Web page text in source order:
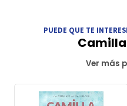
PUEDE QUE TE
Ver más